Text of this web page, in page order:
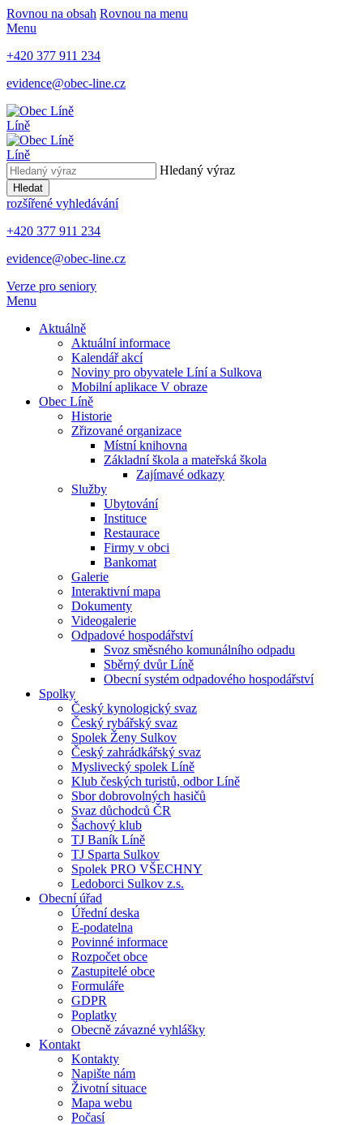
Rovnou na obsah Rovnou na menu
Menu
+420 377 911 234
evidence@obec-line.cz
Líně
Líně
Hledaný výraz
Hledat
rozšířené vyhledávání
+420 377 911 234
evidence@obec-line.cz
Verze pro seniory
Menu
Aktuálně
Aktuální informace
Kalendář akcí
Noviny pro obyvatele Líní a Sulkova
Mobilní aplikace V obraze
Obec Líně
Historie
Zřizované organizace
Místní knihovna
Základní škola a mateřská škola
Zajímavé odkazy
Služby
Ubytování
Instituce
Restaurace
Firmy v obci
Bankomat
Galerie
Interaktivní mapa
Dokumenty
Videogalerie
Odpadové hospodářství
Svoz směsného komunálního odpadu
Sběrný dvůr Líně
Obecní systém odpadového hospodářství
Spolky
Český kynologický svaz
Český rybářský svaz
Spolek Ženy Sulkov
Český zahrádkářský svaz
Myslivecký spolek Líně
Klub českých turistů, odbor Líně
Sbor dobrovolných hasičů
Svaz důchodců ČR
Šachový klub
TJ Baník Líně
TJ Sparta Sulkov
Spolek PRO VŠECHNY
Ledoborci Sulkov z.s.
Obecní úřad
Úřední deska
E-podatelna
Povinné informace
Rozpočet obce
Zastupitelé obce
Formuláře
GDPR
Poplatky
Obecně závazné vyhlášky
Kontakt
Kontakty
Napište nám
Životní situace
Mapa webu
Počasí